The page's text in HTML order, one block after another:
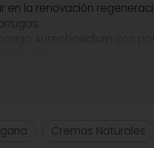
la renovación
minerales, Conservantes
las manos en las
Cremas Naturales